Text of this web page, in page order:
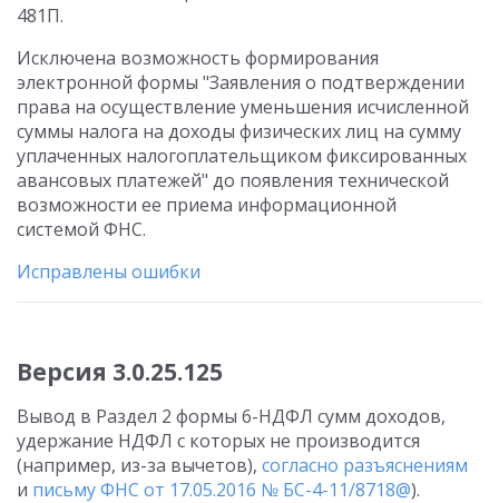
481П.
Исключена возможность формирования
электронной формы "Заявления о подтверждении
права на осуществление уменьшения исчисленной
суммы налога на доходы физических лиц на сумму
уплаченных налогоплательщиком фиксированных
авансовых платежей" до появления технической
возможности ее приема информационной
системой ФНС.
Исправлены ошибки
Версия 3.0.25.125
Вывод в Раздел 2 формы 6-НДФЛ сумм доходов,
удержание НДФЛ с которых не производится
(например, из-за вычетов), согласно разъяснениям
и письму ФНС от 17.05.2016 № БС-4-11/8718@).